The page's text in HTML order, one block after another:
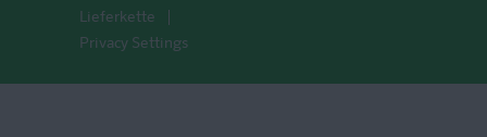
Lieferkette
Privacy Settings